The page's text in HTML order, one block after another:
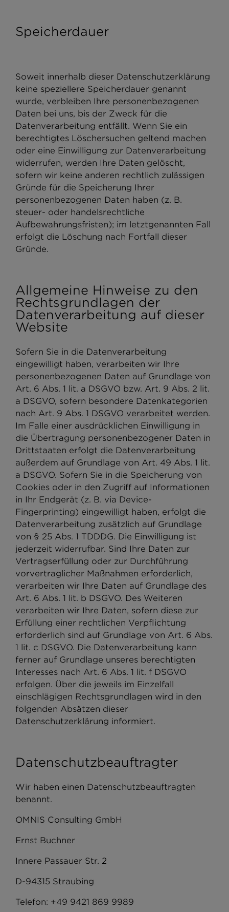
Speicherdauer
Soweit innerhalb dieser Datenschutzerklärung
keine speziellere Speicherdauer genannt
wurde, verbleiben Ihre personenbezogenen
Daten bei uns, bis der Zweck für die
Datenverarbeitung entfällt. Wenn Sie ein
berechtigtes Löschersuchen geltend machen
oder eine Einwilligung zur Datenverarbeitung
widerrufen, werden Ihre Daten gelöscht,
sofern wir keine anderen rechtlich zulässigen
Gründe für die Speicherung Ihrer
personenbezogenen Daten haben (z. B.
steuer- oder handelsrechtliche
Aufbewahrungsfristen); im letztgenannten Fall
erfolgt die Löschung nach Fortfall dieser
Gründe.
Allgemeine Hinweise zu den
Rechtsgrundlagen der
Datenverarbeitung auf dieser
Website
Sofern Sie in die Datenverarbeitung
eingewilligt haben, verarbeiten wir Ihre
personenbezogenen Daten auf Grundlage von
Art. 6 Abs. 1 lit. a DSGVO bzw. Art. 9 Abs. 2 lit.
a DSGVO, sofern besondere Datenkategorien
nach Art. 9 Abs. 1 DSGVO verarbeitet werden.
Im Falle einer ausdrücklichen Einwilligung in
die Übertragung personenbezogener Daten in
Drittstaaten erfolgt die Datenverarbeitung
außerdem auf Grundlage von Art. 49 Abs. 1 lit.
a DSGVO. Sofern Sie in die Speicherung von
Cookies oder in den Zugriff auf Informationen
in Ihr Endgerät (z. B. via Device-
Fingerprinting) eingewilligt haben, erfolgt die
Datenverarbeitung zusätzlich auf Grundlage
von § 25 Abs. 1 TDDDG. Die Einwilligung ist
jederzeit widerrufbar. Sind Ihre Daten zur
Vertragserfüllung oder zur Durchführung
vorvertraglicher Maßnahmen erforderlich,
verarbeiten wir Ihre Daten auf Grundlage des
Art. 6 Abs. 1 lit. b DSGVO. Des Weiteren
verarbeiten wir Ihre Daten, sofern diese zur
Erfüllung einer rechtlichen Verpflichtung
erforderlich sind auf Grundlage von Art. 6 Abs.
1 lit. c DSGVO. Die Datenverarbeitung kann
ferner auf Grundlage unseres berechtigten
Interesses nach Art. 6 Abs. 1 lit. f DSGVO
erfolgen. Über die jeweils im Einzelfall
einschlägigen Rechtsgrundlagen wird in den
folgenden Absätzen dieser
Datenschutzerklärung informiert.
Datenschutzbeauftragter
Wir haben einen Datenschutzbeauftragten
benannt.
OMNIS Consulting GmbH
Ernst Buchner
Innere Passauer Str. 2
D-94315 Straubing
Telefon: +49 9421 869 9989